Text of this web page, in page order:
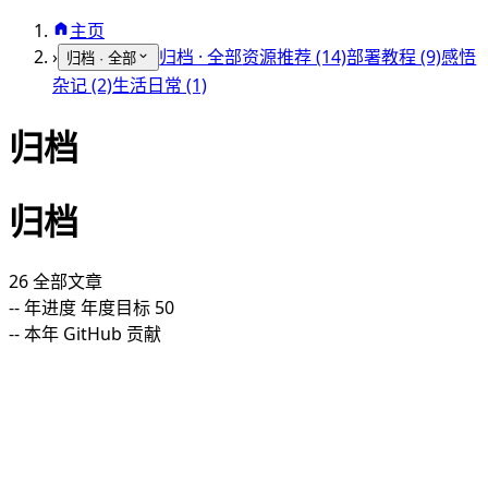
主页
› 归档 · 全部 归档 · 全部资源推荐 (14)部署教程 (9)感悟
杂记 (2)生活日常 (1)
归档
归档
26全部文章
--年进度年度目标 50
--本年 GitHub 贡献